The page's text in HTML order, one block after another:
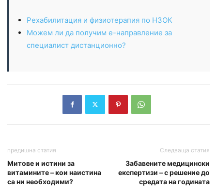
Рехабилитация и физиотерапия по НЗОК
Можем ли да получим е-направление за
специалист дистанционно?
предишна статия
Митове и истини за
витамините – кои наистина
са ни необходими?
Следваща статия
Забавените медицински
експертизи – с решение до
средата на годината